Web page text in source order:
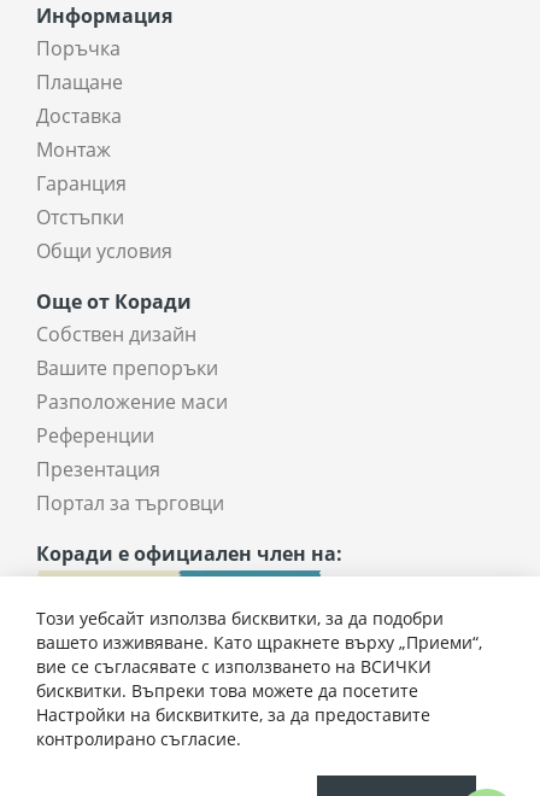
3274,00 € / 6403,39 лв.
Информация
Поръчка
Плащане
Доставка
Монтаж
Гаранция
Отстъпки
Общи условия
Още от Коради
Собствен дизайн
Вашите препоръки
Разположение маси
Референции
Презентация
Портал за търговци
Коради е официален член на:
Този уебсайт използва бисквитки, за да подобри
вашето изживяване. Като щракнете върху „Приеми“,
вие се съгласявате с използването на ВСИЧКИ
бисквитки. Въпреки това можете да посетите
Настройки на бисквитките, за да предоставите
контролирано съгласие.